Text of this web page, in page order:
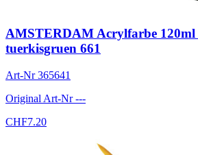
AMSTERDAM Acrylfarbe 120ml
tuerkisgruen 661
Art-Nr365641
Original Art-Nr---
CHF7.20